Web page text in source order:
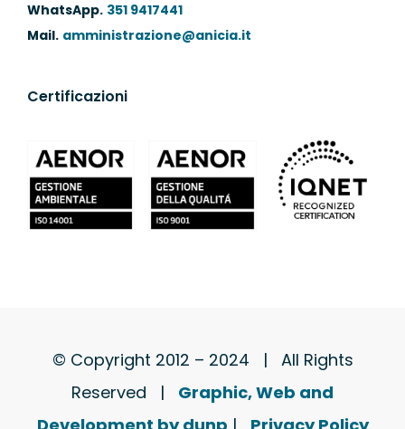
WhatsApp. 351 9417441
Mail. amministrazione@anicia.it
Certificazioni
© Copyright 2012 – 2024 | All Rights
Reserved | Graphic, Web and